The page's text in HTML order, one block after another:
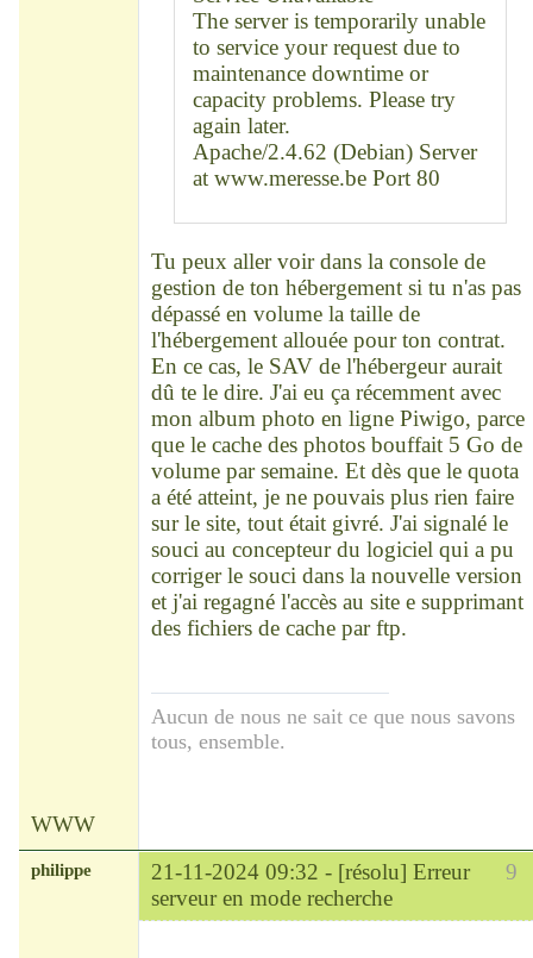
The server is temporarily unable
to service your request due to
maintenance downtime or
capacity problems. Please try
again later.
Apache/2.4.62 (Debian) Server
at www.meresse.bePort 80
Tu peux aller voir dans la console de
gestion de ton hébergement si tu n'as pas
dépassé en volume la taille de
l'hébergement allouée pour ton contrat.
En ce cas, le SAV de l'hébergeur aurait
dû te le dire. J'ai eu ça récemment avec
mon album photo en ligne Piwigo, parce
que le cache des photos bouffait 5 Go de
volume par semaine. Et dès que le quota
a été atteint, je ne pouvais plus rien faire
sur le site, tout était givré. J'ai signalé le
souci au concepteur du logiciel qui a pu
corriger le souci dans la nouvelle version
et j'ai regagné l'accès au site e supprimant
des fichiers de cache par ftp.
Aucun de nous ne sait ce que nous savons
tous, ensemble.
WWW
9
philippe 21-11-2024 09:32 - [résolu] Erreur
serveur en mode recherche